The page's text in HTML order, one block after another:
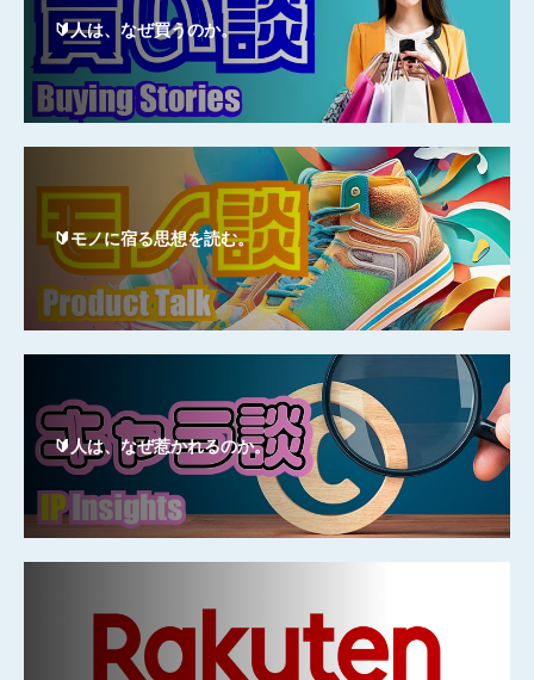
🔰人は、なぜ買うのか。
🔰モノに宿る思想を読む。
🔰人は、なぜ惹かれるのか。